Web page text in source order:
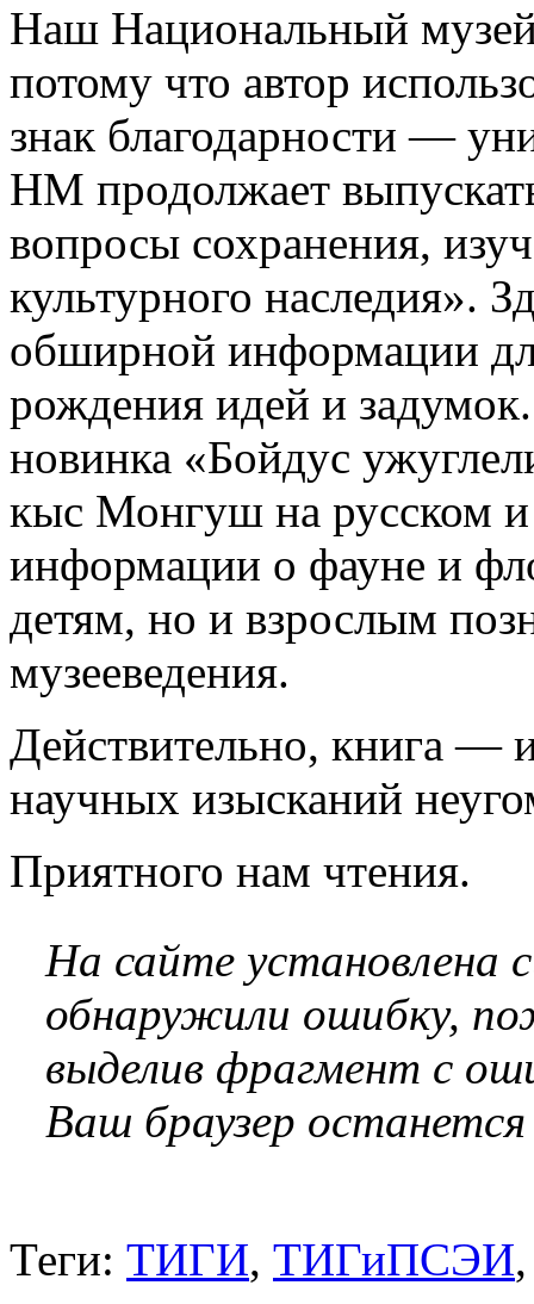
Наш Национальный
потому что автор
знак благодарности —
НМ продолжает
вопросы сохранения,
культурного наследия».
обширной информации
рождения идей и
новинка «Бойдус
кыс Монгуш на русском и
информации о фауне и
детям, но и взрослым
музееведения.
Действительно, книга —
научных изысканий
Приятного нам чтения.
На сайте установлена
обнаружили ошибку,
выделив фрагмент с
Ваш браузер
Теги: ТИГИ, ТИГиПСЭИ